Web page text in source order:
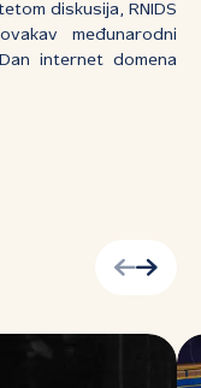
diskusija, RNIDS
međunarodni
internet domena